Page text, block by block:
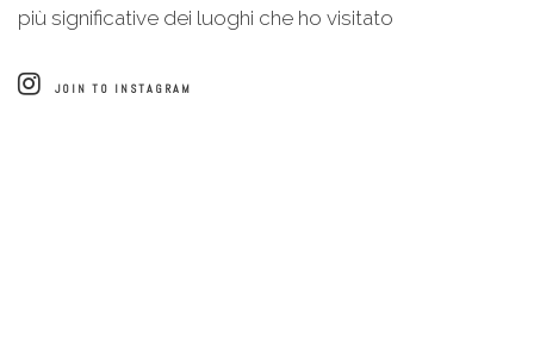
più significative dei luoghi che ho visitato
JOIN TO INSTAGRAM